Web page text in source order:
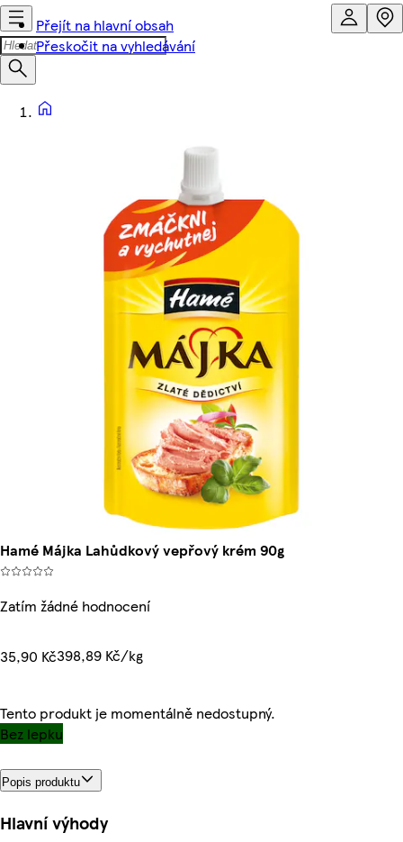
Přejít na hlavní obsah
Přeskočit na vyhledávání
Hamé Májka Lahůdkový vepřový krém 90g
Zatím žádné hodnocení
35,90 Kč398,89 Kč/kg
Tento produkt je momentálně nedostupný.
Bez lepku
Popis produktu
Hlavní výhody